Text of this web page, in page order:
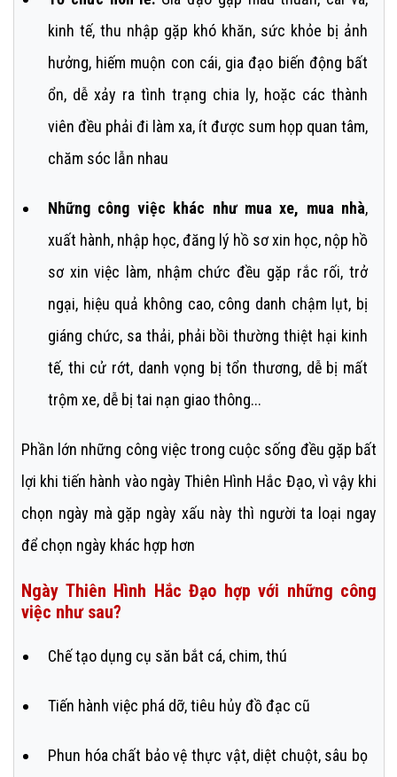
kinh tế, thu nhập gặp khó khăn, sức khỏe bị ảnh
hưởng, hiếm muộn con cái, gia đạo biến động bất
ổn, dễ xảy ra tình trạng chia ly, hoặc các thành
viên đều phải đi làm xa, ít được sum họp quan tâm,
chăm sóc lẫn nhau
Những công việc khác như mua xe, mua nhà,
xuất hành, nhập học, đăng lý hồ sơ xin học, nộp hồ
sơ xin việc làm, nhậm chức đều gặp rắc rối, trở
ngại, hiệu quả không cao, công danh chậm lụt, bị
giáng chức, sa thải, phải bồi thường thiệt hại kinh
tế, thi cử rớt, danh vọng bị tổn thương, dễ bị mất
trộm xe, dễ bị tai nạn giao thông...
Phần lớn những công việc trong cuộc sống đều gặp bất
lợi khi tiến hành vào ngày Thiên Hình Hắc Đạo, vì vậy khi
chọn ngày mà gặp ngày xấu này thì người ta loại ngay
để chọn ngày khác hợp hơn
Ngày Thiên Hình Hắc Đạo hợp với những công
việc như sau?
Chế tạo dụng cụ săn bắt cá, chim, thú
Tiến hành việc phá dỡ, tiêu hủy đồ đạc cũ
Phun hóa chất bảo vệ thực vật, diệt chuột, sâu bọ